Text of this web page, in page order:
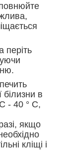
періть
білизни в
- 40 ° С,
якщо
кліщі і